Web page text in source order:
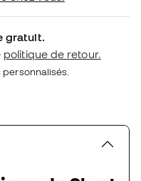
gratuit.
politique de retour.